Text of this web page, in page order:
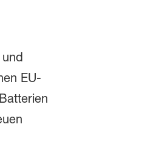
EU-